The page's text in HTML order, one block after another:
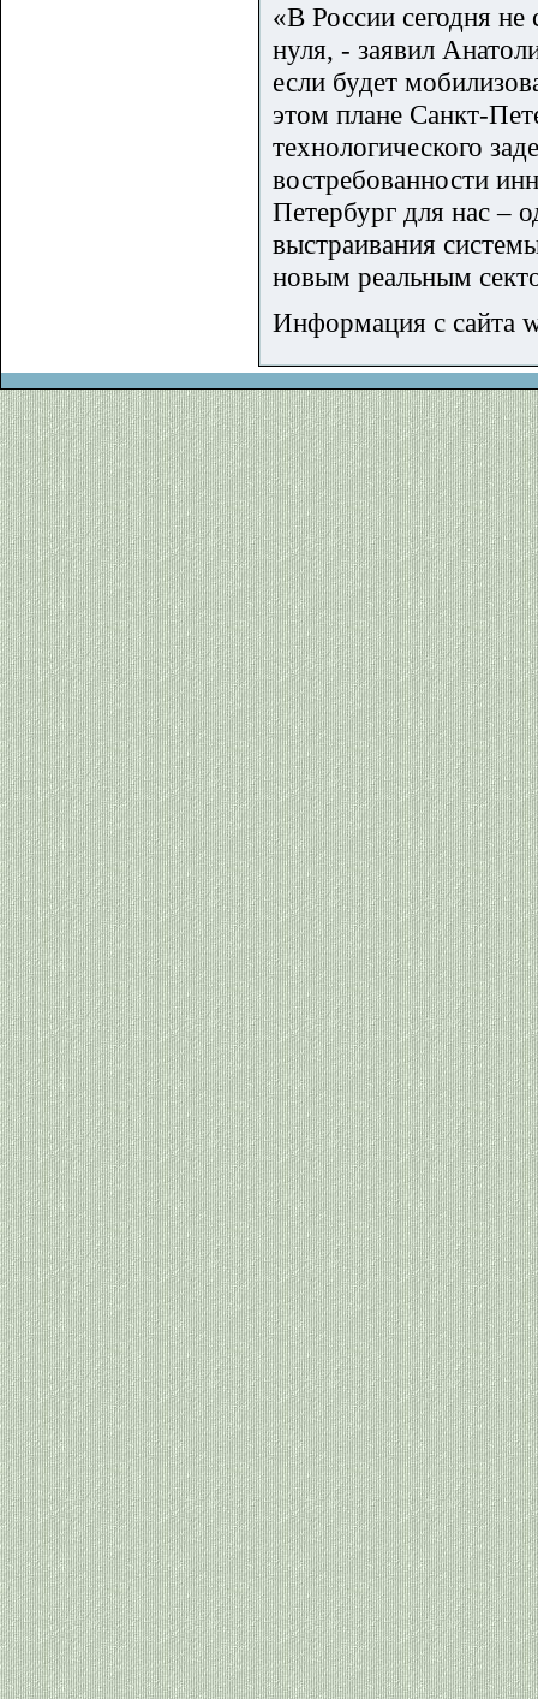
«В России сегодня не
нуля, - заявил
если будет
этом плане Санкт-
технологического
востребованности
Петербург для нас –
выстраивания
новым реальным
Информация с сайта